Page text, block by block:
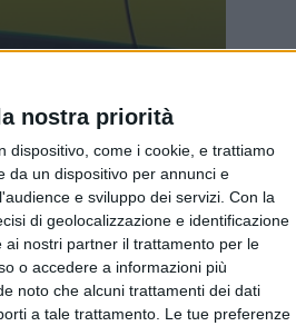
nostra priorità
dispositivo, come i cookie, e trattiamo
da un dispositivo per annunci e
e sviluppo dei servizi. Con la
di geolocalizzazione e identificazione
nostri partner il trattamento per le
o accedere a informazioni più
noto che alcuni trattamenti dei dati
a tale trattamento. Le tue preferenze
e